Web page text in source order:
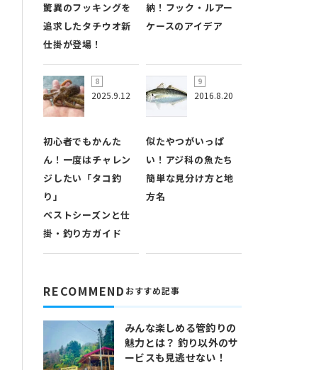
驚異のフッキングを
追求したタチウオ新
仕掛が登場！
納！フック・ルアー
ケースのアイデア
2025.9.12
初心者でもかんた
ん！一度はチャレン
ジしたい「タコ釣
り」
ベストシーズンと仕
掛・釣り方ガイド
2016.8.20
似たやつがいっぱ
い！アジ科の魚たち
簡単な見分け方と地
方名
RECOMMEND おすすめ記事
みんな楽しめる管釣りの
魅力とは？ 釣り以外のサ
ービスも見逃せない！